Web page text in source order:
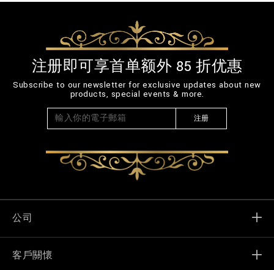
注册即可享首单额外 85 折优惠
Subscribe to our newsletter for exclusive updates about new
products, special events & more.
注册
公司
Billionaire World
客戶關懷